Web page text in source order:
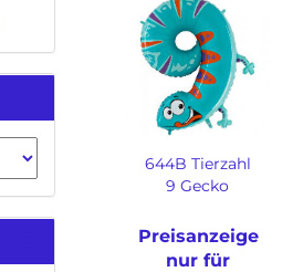
644B Tierzahl
9 Gecko
Preisanzeige
nur für